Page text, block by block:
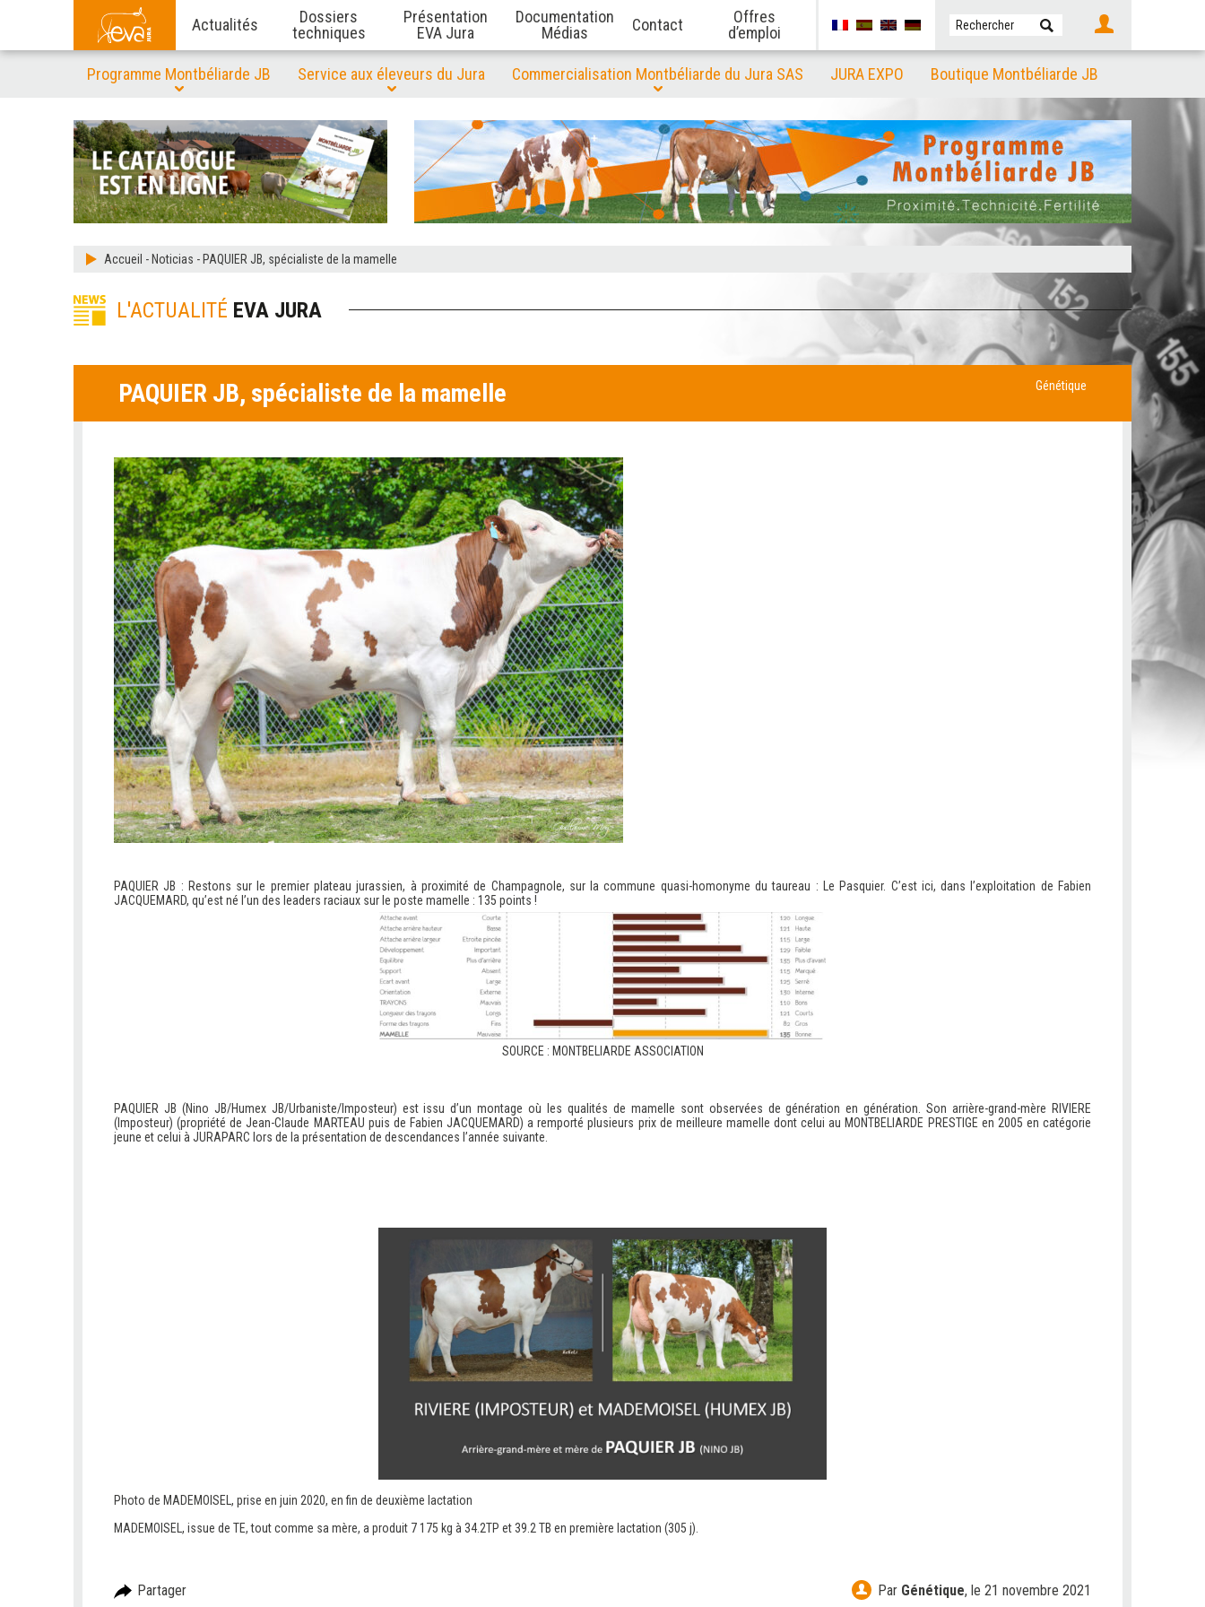
Actualités
Dossiers
techniques
Présentation
EVA Jura
Documentation
Médias
Contact
Offres
d’emploi
Programme Montbéliarde JB Service aux éleveurs du Jura Commercialisation Montbéliarde du Jura SAS JURA EXPO Boutique Montbéliarde JB
Accueil - Noticias - PAQUIER JB, spécialiste de la mamelle
L'ACTUALITÉ EVA JURA
PAQUIER JB, spécialiste de la mamelle Génétique
PAQUIER JB : Restons sur le premier plateau jurassien, à proximité de Champagnole, sur la commune quasi-homonyme du taureau : Le Pasquier. C’est ici, dans l’exploitation de Fabien
JACQUEMARD, qu’est né l’un des leaders raciaux sur le poste mamelle : 135 points !
SOURCE : MONTBELIARDE ASSOCIATION
PAQUIER JB (Nino JB/Humex JB/Urbaniste/Imposteur) est issu d’un montage où les qualités de mamelle sont observées de génération en génération. Son arrière-grand-mère RIVIERE
(Imposteur) (propriété de Jean-Claude MARTEAU puis de Fabien JACQUEMARD) a remporté plusieurs prix de meilleure mamelle dont celui au MONTBELIARDE PRESTIGE en 2005 en catégorie
jeune et celui à JURAPARC lors de la présentation de descendances l’année suivante.
Photo de MADEMOISEL, prise en juin 2020, en fin de deuxième lactation
MADEMOISEL, issue de TE, tout comme sa mère, a produit 7 175 kg à 34.2TP et 39.2 TB en première lactation (305 j).
Partager Par Génétique, le 21 novembre 2021